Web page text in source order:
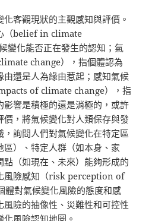
客觀現狀的主觀感知與評價。
（belief in climate
變化能否正在發生的認知；氣
change），指個體認為
由還是人為緣由惹起；感知氣候
of climate change），指
影響是積極的還是消極的，或許
價，將氣候變化對人類保存與發
，詢問人們對氣候變化在特定區
）、特定人群（如本身、家
點（如現在、未來）能夠形成的
風險感知（risk perception of
對氣候變化風險的態度和感
險的抽像性、災難性和可控性